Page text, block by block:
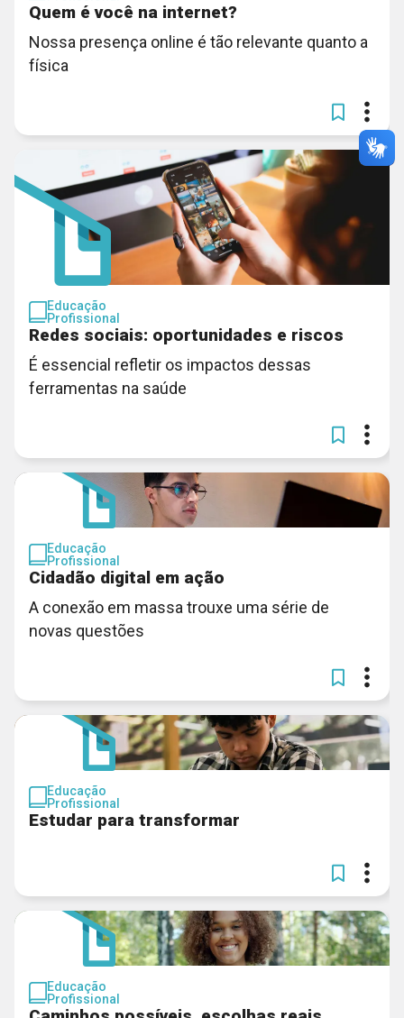
Quem é você na internet?
Nossa presença online é tão relevante quanto a
física
Educação
Profissional
Redes sociais: oportunidades e riscos
É essencial refletir os impactos dessas
ferramentas na saúde
Educação
Profissional
Cidadão digital em ação
A conexão em massa trouxe uma série de
novas questões
Educação
Profissional
Estudar para transformar
Educação
Profissional